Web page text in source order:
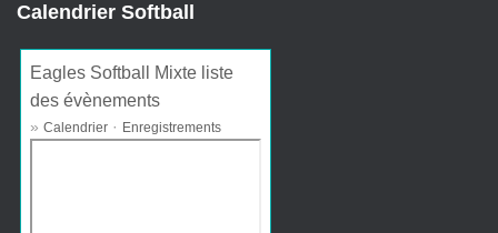
Calendrier Softball
Eagles Softball Mixte liste
des évènements
» Calendrier · Enregistrements